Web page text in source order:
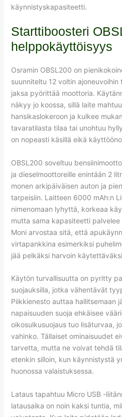
käynnistyskapasiteetti.
Starttiboosteri
helppokäyttöisyys
Osramin OBSL200 on
suunniteltu 12 voltin ajoneuvoihin
jaksa pyörittää moottoria.
näkyy jo koossa, sillä laite
hansikaslokeroon ja kulkee
tavaratilasta tilaa tai unohtuu
on nopeasti käsillä eikä
OBSL200 soveltuu
ja dieselmoottoreille enintään 2
monen arkipäiväisen auton ja
tarpeisiin. Laitteen 6000 mAh:n
nimenomaan lyhyttä, korkeaa
mutta sama kapasiteetti palvelee
Moni arvostaa sitä, että
virtapankkina esimerkiksi
jää pelkäksi harvoin
Käytön turvallisuutta on pyritty
suojauksilla, jotka vähentävät
Piikkienesto auttaa hallitsemaan
napaisuuden suoja ehkäisee
oikosulkusuojaus tuo lisäturvaa,
vahinko. Tällaiset ominaisuudet
tarvetta, mutta ne voivat tehdä
etenkin silloin, kun käynnistystä
huonossa valaistuksessa.
Lataus tapahtuu Micro USB -
latausaika on noin kaksi tuntia,